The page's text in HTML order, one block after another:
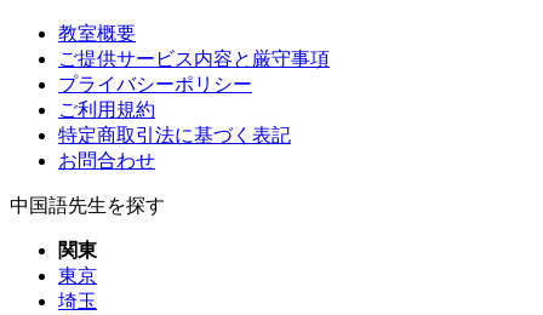
教室概要
ご提供サービス内容と厳守事項
プライバシーポリシー
ご利用規約
特定商取引法に基づく表記
お問合わせ
中国語先生を探す
関東
東京
埼玉